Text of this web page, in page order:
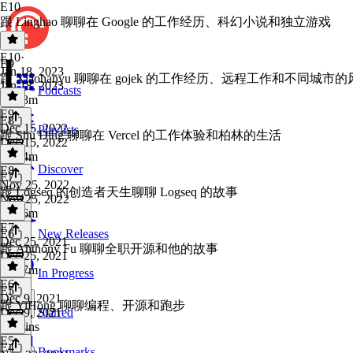
Podcasts
Playlists
Discover
New Releases
In Progress
Starred
E10
跟 Linghao 聊聊在 Google 的工作经历、科幻小说和独立游戏
E10·
Jan 18, 2023
Jan 18, 2023
1h 28m
E9
跟 Xiaohanyu 聊聊在 gojek 的工作经历、远程工作和不同城市的
E9·
Dec 15, 2022
Dec 15, 2022
1h 24m
E8
跟 Shu Ding 聊聊在 Vercel 的工作体验和柏林的生活
E8·
Nov 25, 2022
Nov 25, 2022
1h 16m
E7
跟 Logseq 的创造者天生聊聊 Logseq 的故事
E7·
Dec 25, 2021
Dec 25, 2021
1h 37m
E6
跟 Anthony Fu 聊聊全职开源和他的故事
E6·
Dec 9, 2021
Dec 9, 2021
44 mins
E5
跟 YiHong 聊聊编程、开源和跑步
E5·
E4